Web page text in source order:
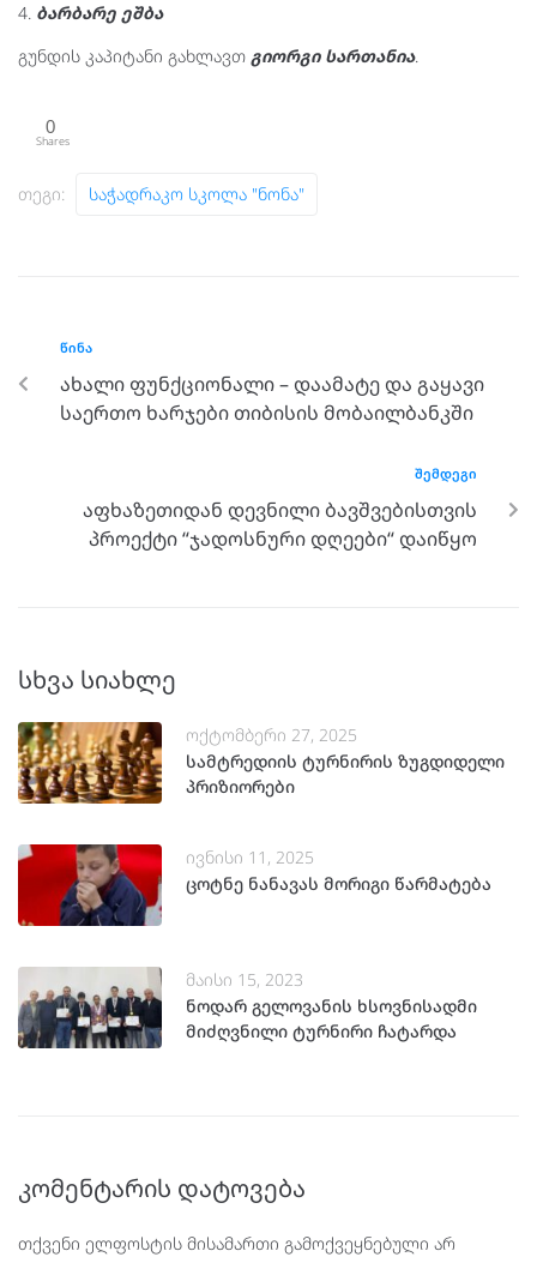
4. ბარბარე ეშბა
გუნდის კაპიტანი გახლავთ გიორგი სართანია.
0
Shares
Თეგი: Საჭადრაკო Სკოლა "ნონა"
ᲬᲘᲜᲐ
ახალი ფუნქციონალი – დაამატე და გაყავი
საერთო ხარჯები თიბისის მობაილბანკში
ᲨᲔᲛᲓᲔᲒᲘ
აფხაზეთიდან დევნილი ბავშვებისთვის
პროექტი “ჯადოსნური დღეები“ დაიწყო
სხვა სიახლე
ოქტომბერი 27, 2025
სამტრედიის ტურნირის ზუგდიდელი
პრიზიორები
ივნისი 11, 2025
ცოტნე ნანავას მორიგი წარმატება
მაისი 15, 2023
ნოდარ გელოვანის ხსოვნისადმი
მიძღვნილი ტურნირი ჩატარდა
კომენტარის დატოვება
თქვენი ელფოსტის მისამართი გამოქვეყნებული არ